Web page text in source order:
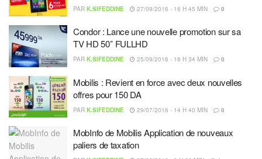
PAR K.SIFEDDINE 27/09/2016 - 16 H 45 MIN 0
Condor : Lance une nouvelle promotion sur sa
TV HD 50’’ FULLHD
PAR K.SIFEDDINE 25/09/2016 - 16 H 34 MIN 0
Mobilis : Revient en force avec deux nouvelles
offres pour 150 DA
PAR K.SIFEDDINE 29/07/2016 - 14 H 40 MIN 0
MobInfo de Mobilis Application de nouveaux
paliers de taxation